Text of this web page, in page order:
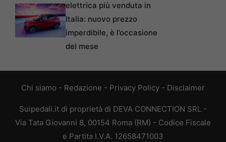
elettrica più venduta in
Italia: nuovo prezzo
imperdibile, è l’occasione
del mese
Chi siamo - Redazione - Privacy Policy - Disclaimer
Suipedali.it di proprietà di DEVA CONNECTION SRL -
Via Tata Giovanni 8, 00154 Roma (RM) - Codice Fiscale
e Partita I.V.A. 12658471003